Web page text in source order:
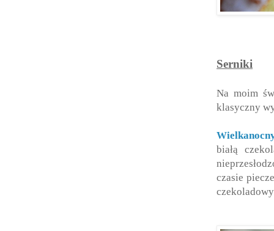
Serniki
Na moim
klasyczny
białą
czasie